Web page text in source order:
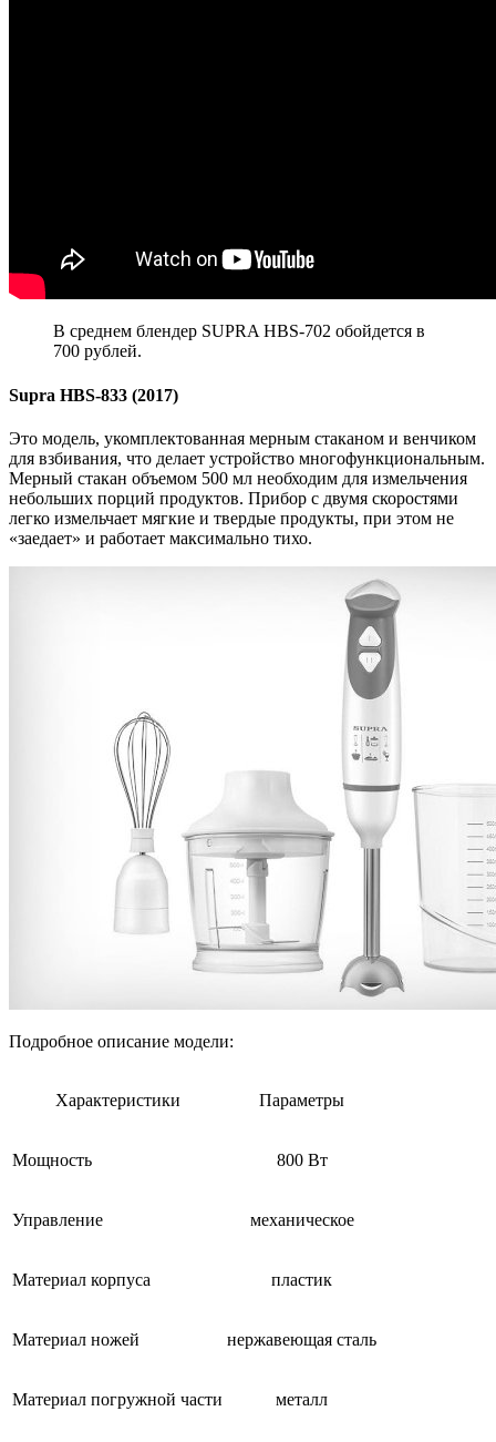
В среднем блендер SUPRA HBS-702 обойдется в
700 рублей.
Supra HBS-833 (2017)
Это модель, укомплектованная мерным стаканом и венчиком
для взбивания, что делает устройство многофункциональным.
Мерный стакан объемом 500 мл необходим для измельчения
небольших порций продуктов. Прибор с двумя скоростями
легко измельчает мягкие и твердые продукты, при этом не
«заедает» и работает максимально тихо.
Подробное описание модели:
Характеристики Параметры
Мощность 800 Вт
Управление механическое
Материал корпуса пластик
Материал ножей нержавеющая сталь
Материал погружной части металл